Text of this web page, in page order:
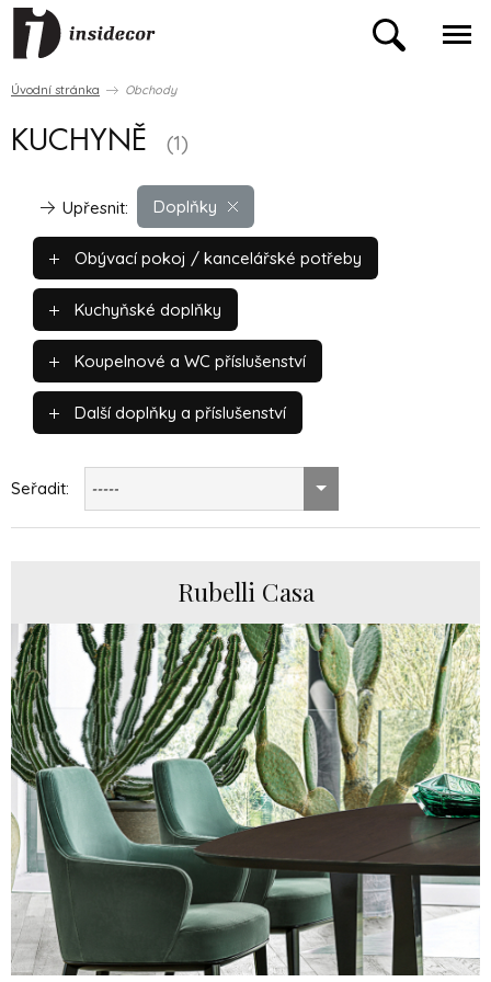
Úvodní stránka Obchody
KUCHYNĚ (1)
Doplňky
Upřesnit:
Obývací pokoj / kancelářské potřeby
Kuchyňské doplňky
Koupelnové a WC příslušenství
Další doplňky a příslušenství
Seřadit: -----
Rubelli Casa